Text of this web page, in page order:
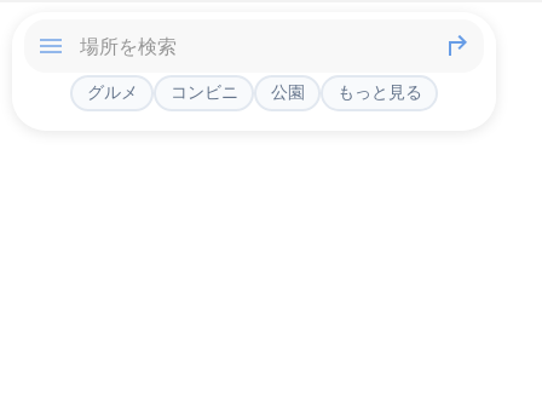
グルメ コンビニ 公園 もっと見る